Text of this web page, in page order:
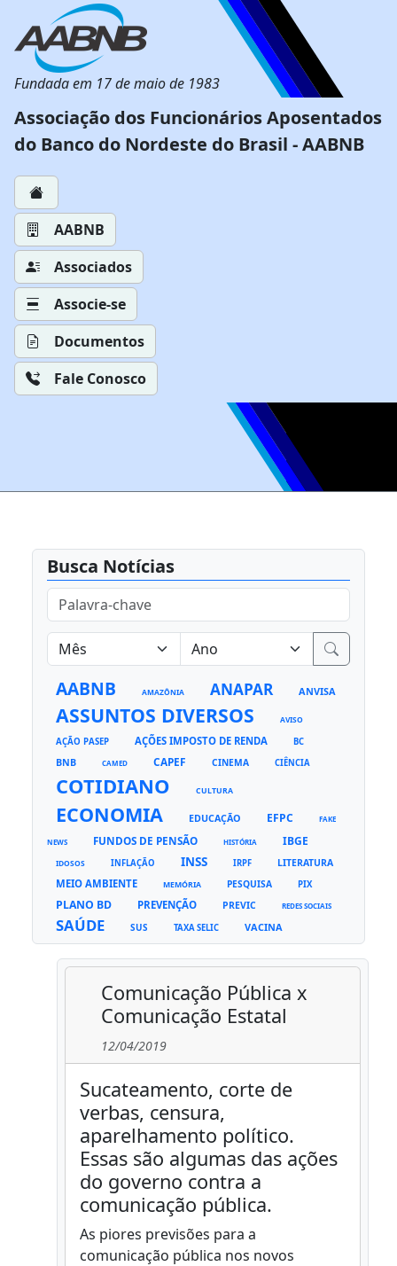
Fundada em 17 de maio de 1983
Associação dos Funcionários Aposentados
do Banco do Nordeste do Brasil - AABNB
AABNB
Associados
Associe-se
Documentos
Fale Conosco
Busca Notícias
AABNB AMAZÔNIA ANAPAR ANVISA
ASSUNTOS DIVERSOS AVISO
AÇÃO PASEP AÇÕES IMPOSTO DE RENDA BC
BNB CAMED CAPEF CINEMA CIÊNCIA
COTIDIANO CULTURA
ECONOMIA EDUCAÇÃO EFPC FAKE
NEWS FUNDOS DE PENSÃO HISTÓRIA IBGE
IDOSOS INFLAÇÃO INSS IRPF LITERATURA
MEIO AMBIENTE MEMÓRIA PESQUISA PIX
PLANO BD PREVENÇÃO PREVIC REDES SOCIAIS
SAÚDE SUS TAXA SELIC VACINA
Comunicação Pública x
Comunicação Estatal
12/04/2019
Sucateamento, corte de
verbas, censura,
aparelhamento político.
Essas são algumas das ações
do governo contra a
comunicação pública.
As piores previsões para a
comunicação pública nos novos